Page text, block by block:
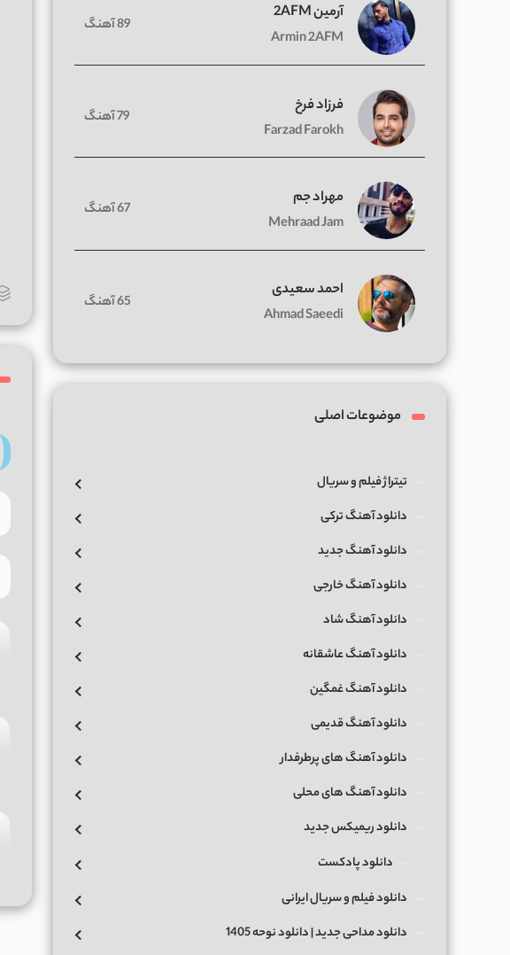
آرمین 2AFM
Armin 2AFM
89 آهنگ
فرزاد فرخ
Farzad Farokh
79 آهنگ
مهراد جم
Mehraad Jam
67 آهنگ
احمد سعیدی
Ahmad Saeedi
65 آهنگ
موضوعات اصلی
تیتراژ فیلم و سریال
دانلود آهنگ ترکی
دانلود آهنگ جدید
دانلود آهنگ خارجی
دانلود آهنگ شاد
دانلود آهنگ عاشقانه
دانلود آهنگ غمگین
دانلود آهنگ قدیمی
دانلود آهنگ های پرطرفدار
دانلود آهنگ های محلی
دانلود ریمیکس جدید
دانلود پادکست
دانلود فیلم و سریال ایرانی
دانلود مداحی جدید | دانلود نوحه 1405